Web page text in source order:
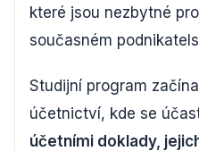
které jsou nezbytné
současném
Studijní program
účetnictví, kde se
účetními doklady,